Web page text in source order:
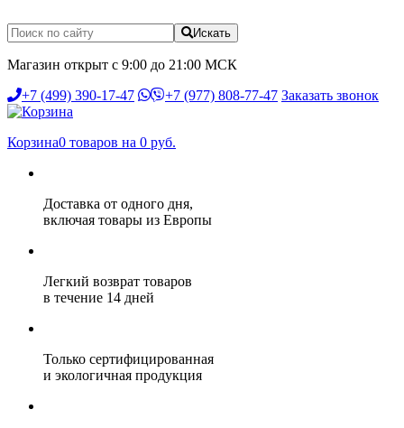
Искать
Магазин открыт с 9:00 до 21:00 МСК
+7 (499) 390-17-47
+7 (977) 808-77-47 Заказать звонок
Корзина0 товаров на 0 руб.
Доставка от одного дня,
включая товары из Европы
Легкий возврат товаров
в течение 14 дней
Только сертифицированная
и экологичная продукция